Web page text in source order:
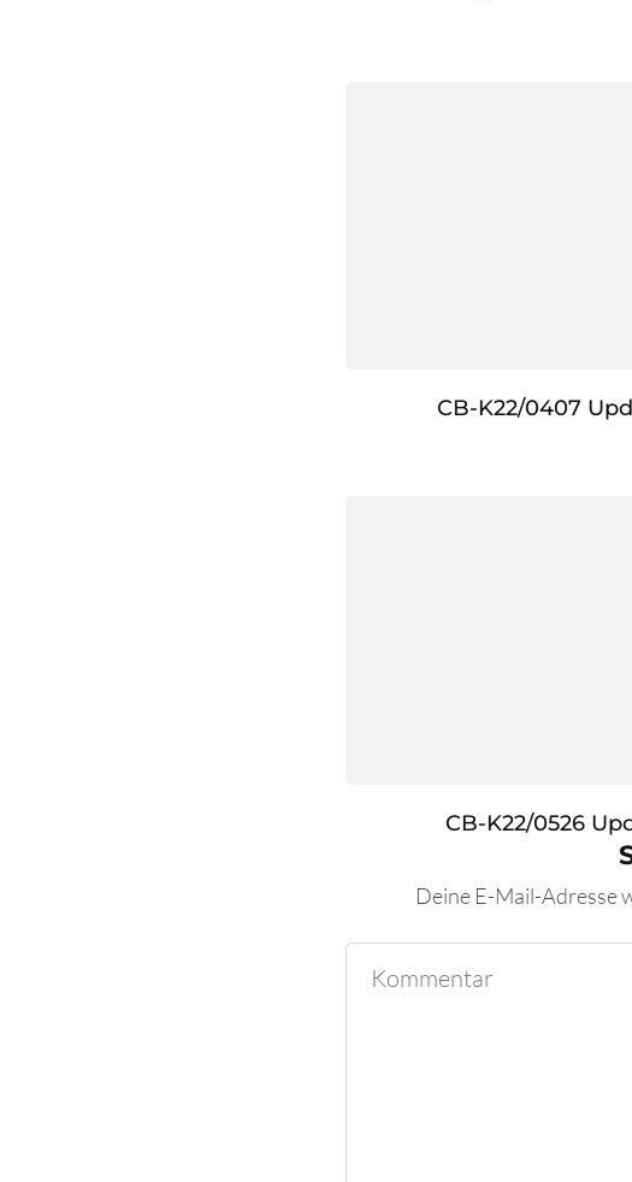
CB-K22/0407
CB-K22/0526
Deine E-Mail-Adresse